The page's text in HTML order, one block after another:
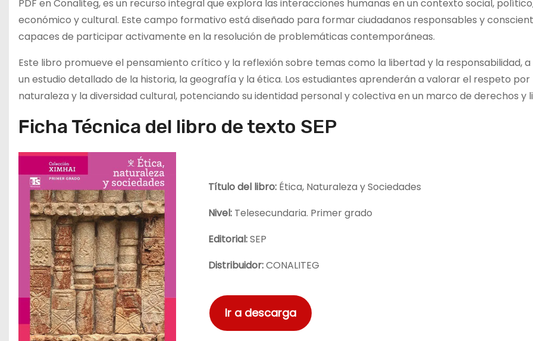
PDF en Conaliteg, es un recurso integral que explora las interacciones humanas en un contexto social,
económico y cultural. Este campo formativo está diseñado para formar ciudadanos responsables y
capaces de participar activamente en la resolución de problemáticas contemporáneas.
Este libro promueve el pensamiento crítico y la reflexión sobre temas como la libertad y la responsabilidad,
un estudio detallado de la historia, la geografía y la ética. Los estudiantes aprenderán a valorar el respeto por
naturaleza y la diversidad cultural, potenciando su identidad personal y colectiva en un marco de derechos y
Ficha Técnica del libro de texto SEP
Título del libro: Ética, Naturaleza y Sociedades
Nivel: Telesecundaria. Primer grado
Editorial:SEP
Distribuidor:CONALITEG
Ir a descarga